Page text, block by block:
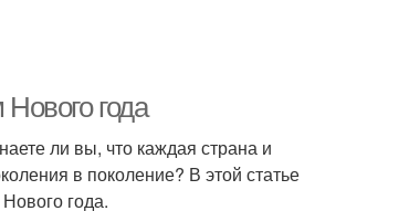
года
ли вы, что каждая страна и
в поколение? В этой статье
года.